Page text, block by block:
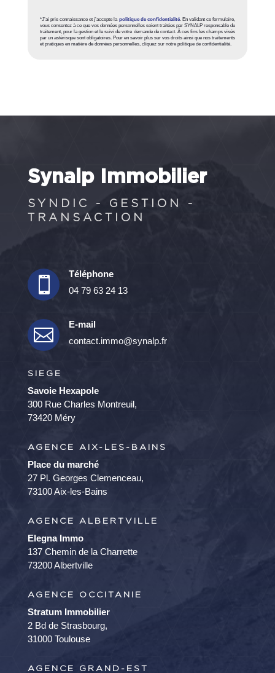
*J’ai pris connaissance et j’accepte la politique de confidentialité. En validant ce formulaire,
vous consentez à ce que vos données personnelles soient traitées par SYNALP responsable du
traitement, pour la gestion et le suivi de votre demande de contact. À ces fins les champs visés
par un astérisque sont obligatoires. Pour en savoir plus sur vos droits ainsi que nos traitements
et pratiques en matière de données personnelles, cliquez sur notre politique de confidentialité.
Synalp Immobilier
SYNDIC - GESTION -
TRANSACTION

Téléphone
04 79 63 24 13

E-mail
contact.immo@synalp.fr
SIEGE
Savoie Hexapole
300 Rue Charles Montreuil,
73420 Méry
AGENCE AIX-LES-BAINS
Place du marché
27 Pl. Georges Clemenceau,
73100 Aix-les-Bains
AGENCE ALBERTVILLE
Elegna Immo
137 Chemin de la Charrette
73200 Albertville
AGENCE OCCITANIE
Stratum Immobilier
2 Bd de Strasbourg,
31000 Toulouse
AGENCE GRAND-EST